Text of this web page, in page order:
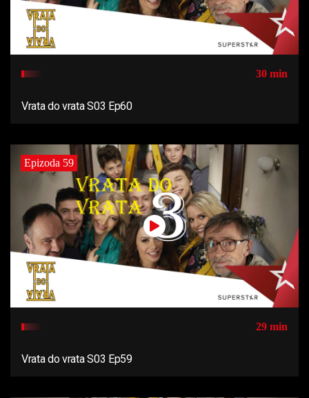
30 min
Vrata do vrata S03 Ep60
Epizoda 59
29 min
Vrata do vrata S03 Ep59